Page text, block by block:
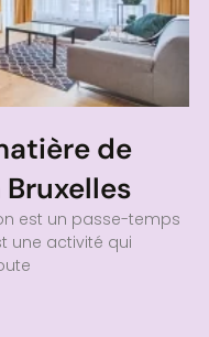
de
est un passe-temps
une activité qui